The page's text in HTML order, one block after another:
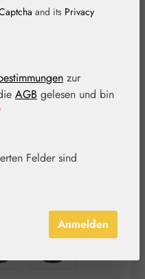
and its Privacy
zur
AGB gelesen und bin
Felder sind
Anmelden